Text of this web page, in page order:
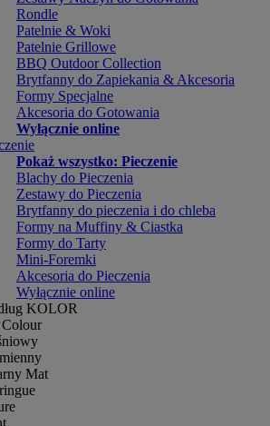
Rondle
Patelnie & Woki
Patelnie Grillowe
BBQ Outdoor Collection
Brytfanny do Zapiekania & Akcesoria
Formy Specjalne
Akcesoria do Gotowania
Wyłącznie online
Pokaż wszystko: Pieczenie
Blachy do Pieczenia
Zestawy do Pieczenia
Brytfanny do pieczenia i do chleba
Formy na Muffiny & Ciastka
Formy do Tarty
Mini-Foremki
Akcesoria do Pieczenia
Wyłącznie online
KOLOR
Mat